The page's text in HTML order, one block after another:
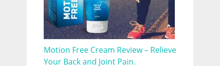
Motion Free Cream Review – Relieve
Your Back and Joint Pain.